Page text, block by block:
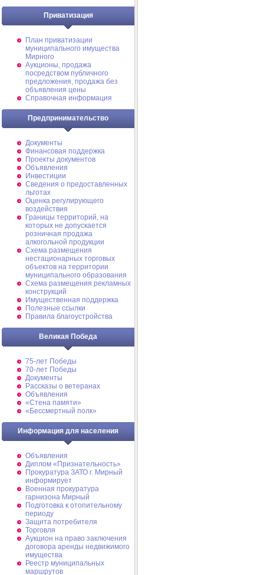
Приватизация
План приватизации
муниципального имущества
Мирного
Аукционы, продажа
посредством публичного
предложения, продажа без
объявления цены
Справочная информация
Предпринимательство
Документы
Финансовая поддержка
Проекты документов
Объявления
Инвестиции
Сведения о предоставленных
льготах
Оценка регулирующего
воздействия
Границы территорий, на
которых не допускается
розничная продажа
алкогольной продукции
Схема размещения
нестационарных торговых
объектов на территории
муниципального образования
Схема размещения рекламных
конструкций
Имущественная поддержка
Полезные ссылки
Правила благоустройства
Великая Победа
75-лет Победы
70-лет Победы
Документы
Рассказы о ветеранах
Объявления
«Стена памяти»
«Бессмертный полк»
Информация для населения
Объявления
Диплом «Признательность»
Прокуратура ЗАТО г. Мирный
информирует
Военная прокуратура
гарнизона Мирный
Подготовка к отопительному
периоду
Защита потребителя
Торговля
Аукцион на право заключения
договора аренды недвижимого
имущества
Реестр муниципальных
маршрутов